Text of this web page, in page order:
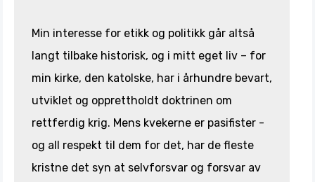
Min interesse for etikk og politikk går altså
langt tilbake historisk, og i mitt eget liv – for
min kirke, den katolske, har i århundre bevart,
utviklet og opprettholdt doktrinen om
rettferdig krig. Mens kvekerne er pasifister -
og all respekt til dem for det, har de fleste
kristne det syn at selvforsvar og forsvar av